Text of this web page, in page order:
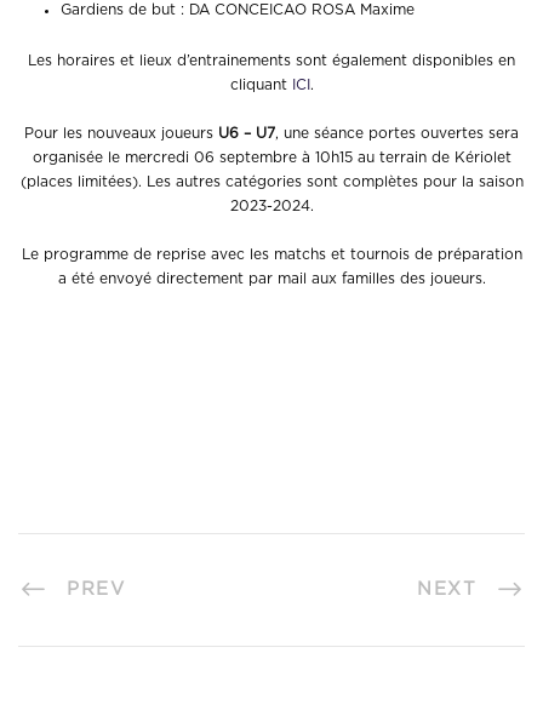
Gardiens de but : DA CONCEICAO ROSA Maxime
Les horaires et lieux d’entrainements sont également disponibles en
cliquant ICI .
Pour les nouveaux joueurs U6 – U7, une séance portes ouvertes sera
organisée le mercredi 06 septembre à 10h15 au terrain de Kériolet
(places limitées). Les autres catégories sont complètes pour la saison
2023-2024.
Le programme de reprise avec les matchs et tournois de préparation
a été envoyé directement par mail aux familles des joueurs.
PREV NEXT